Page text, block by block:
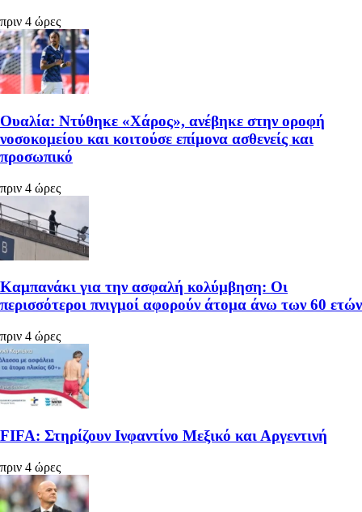
πριν 4 ώρες
Ουαλία: Ντύθηκε «Χάρος», ανέβηκε στην οροφή
νοσοκομείου και κοιτούσε επίμονα ασθενείς και
προσωπικό
πριν 4 ώρες
Καμπανάκι για την ασφαλή κολύμβηση: Οι
περισσότεροι πνιγμοί αφορούν άτομα άνω των 60 ετών
πριν 4 ώρες
FIFA: Στηρίζουν Ινφαντίνο Μεξικό και Αργεντινή
πριν 4 ώρες